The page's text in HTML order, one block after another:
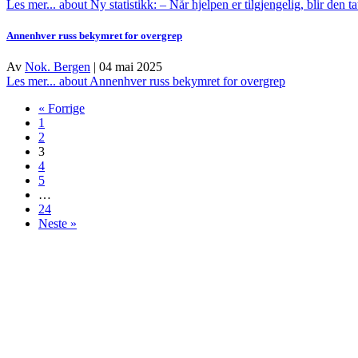
Les mer... about Ny statistikk: – Når hjelpen er tilgjengelig, blir den
Annenhver russ bekymret for overgrep
Av Nok. Bergen | 04 mai 2025
Les mer... about Annenhver russ bekymret for overgrep
« Forrige
1
2
3
4
5
…
24
Neste »